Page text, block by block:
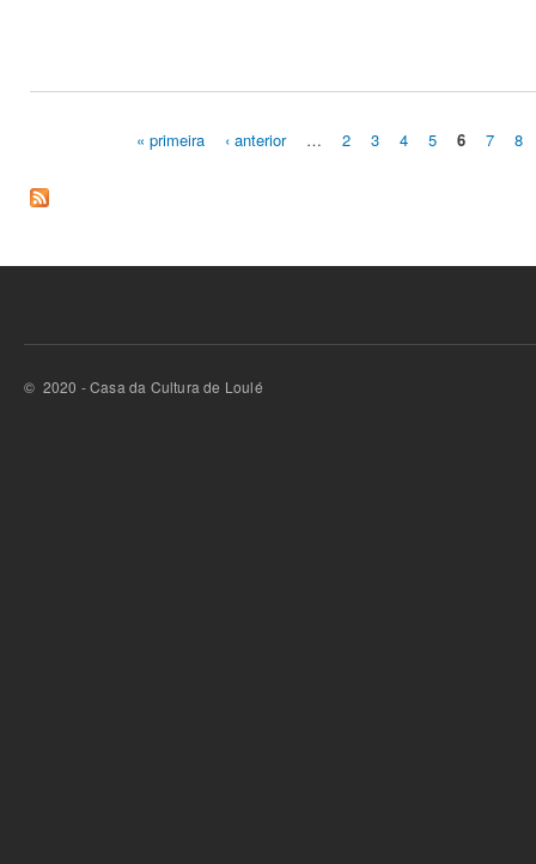
Páginas
« primeira ‹ anterior … 2 3 4 5 6 7 8
© 2020 - Casa da Cultura de Loulé